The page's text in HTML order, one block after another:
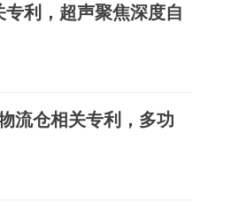
利，超声聚焦深度自
流仓相关专利，多功